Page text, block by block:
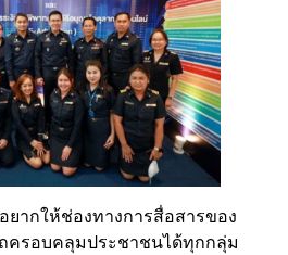
ยากให้ช่องทางการสื่อสารของ
ครอบคลุมประชาชนได้ทุกกลุ่ม